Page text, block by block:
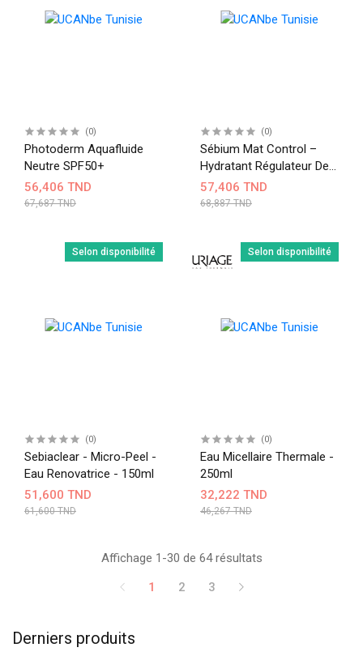
Derniers produits
(0)
Photoderm Aquafluide
Neutre SPF50+
56,406 TND
67,687 TND
(0)
Sébium Mat Control –
Hydratant Régulateur De
Sébum
57,406 TND
68,887 TND
Selon disponibilité
(0)
Sebiaclear - Micro-Peel -
Eau Renovatrice - 150ml
51,600 TND
61,600 TND
Selon disponibilité
(0)
Eau Micellaire Thermale -
250ml
32,222 TND
46,267 TND
Affichage 1-30 de 64 résultats
1
2 3